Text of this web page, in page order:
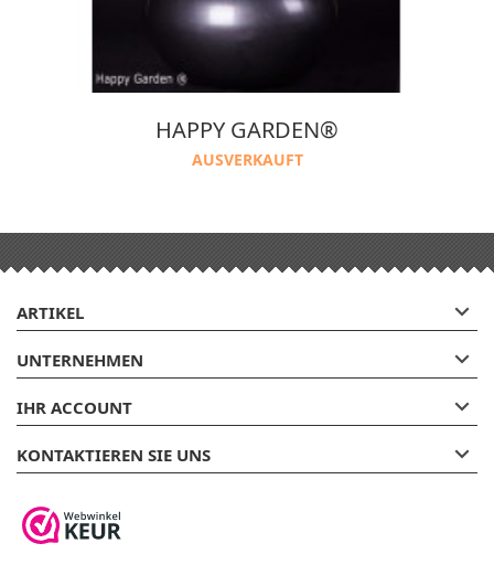
HAPPY GARDEN®
AUSVERKAUFT
ARTIKEL 
UNTERNEHMEN 
IHR ACCOUNT 
KONTAKTIEREN SIE UNS 